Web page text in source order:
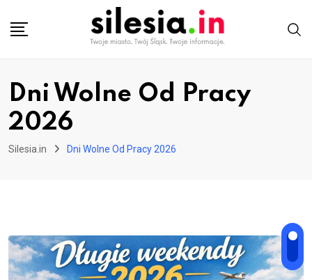
Dni Wolne Od Pracy
2026
Silesia.in Dni Wolne Od Pracy 2026